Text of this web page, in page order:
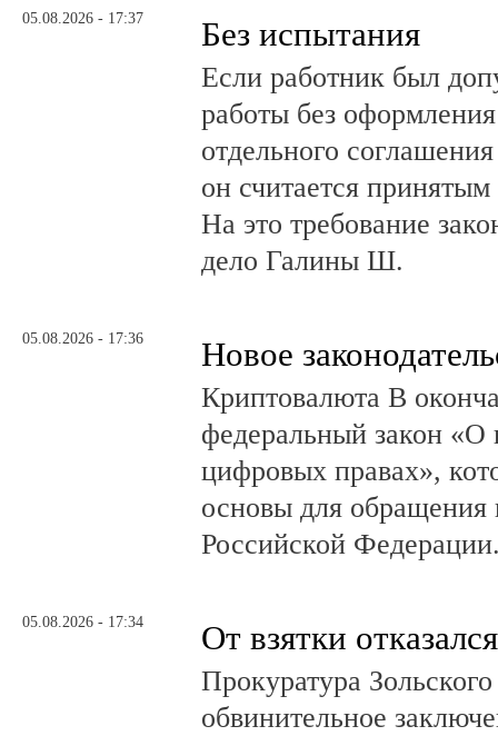
05.08.2026 - 17:37 Без испытания
Если работник был
работы без
отдельного
он считается
На это требование
дело Галины Ш.
05.08.2026 - 17:36 Новое
Криптовалюта В
федеральный закон «О
цифровых правах»,
основы для обращения
Российской
05.08.2026 - 17:34 От взятки отказался
Прокуратура
обвинительное